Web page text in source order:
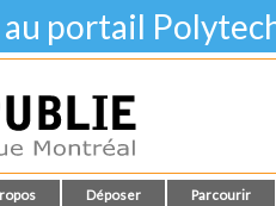
portail
Déposer Parcourir